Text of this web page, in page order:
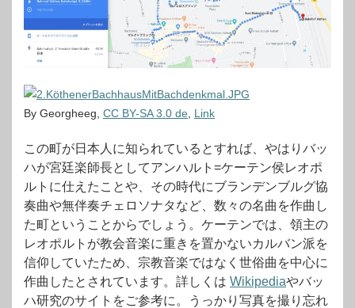
By Georgheeg, CC BY-SA 3.0 de Link
この町が日本人に知られているとすれば、やはりバッ
ハが宮廷楽師長としてアンハルト=ケーテン侯レオポ
ルトに仕えたことや、その時代にブランデンブルグ協
奏曲や無伴奏チェロソナタなど、数々の名曲を作曲し
た町ということからでしょう。ケーテンでは、領主の
レオポルトが教会音楽に重きを置かないカルバン派を
信仰していたため、宗教音楽ではなく世俗曲を中心に
作曲したとされています。詳しくは Wikipediaやバッ
ハ研究のサイトをご参考に。うっかり写真を撮り忘れ